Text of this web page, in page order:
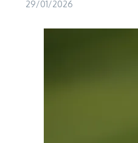
29/01/2026